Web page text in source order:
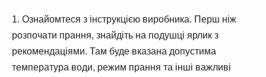
1. Ознайомтеся з інструкцією виробника. Перш ніж
розпочати прання, знайдіть на подушці ярлик з
рекомендаціями. Там буде вказана допустима
температура води, режим прання та інші важливі